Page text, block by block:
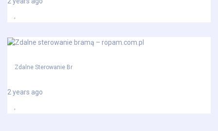
Zdalne Sterowanie Br
2 years ago